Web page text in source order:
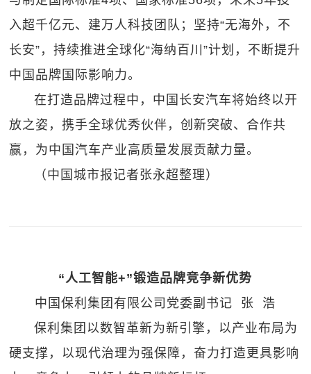
入超千亿元、建万人科技团队；坚持“无海外，不
长安”，持续推进全球化“海纳百川”计划，不断提升
中国品牌国际影响力。
在打造品牌过程中，中国长安汽车将始终以开
放之姿，携手全球优秀伙伴，创新突破、合作共
赢，为中国汽车产业高质量发展贡献力量。
（中国城市报记者张永超整理）
“人工智能+”锻造品牌竞争新优势
中国保利集团有限公司党委副书记 张 浩
保利集团以数智革新为新引擎，以产业布局为
硬支撑，以现代治理为强保障，奋力打造更具影响